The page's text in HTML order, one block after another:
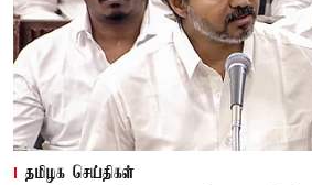
தமிழக செய்திகள்